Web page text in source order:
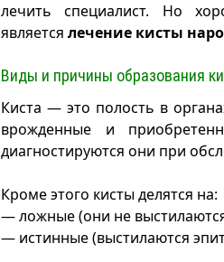
лечить специалист. Но
является лечение кисты
Виды и причины образования
Киста — это полость в
врожденные и
диагностируются они при
Кроме этого кисты делятся на:
— ложные (они не
— истинные (выстилаются